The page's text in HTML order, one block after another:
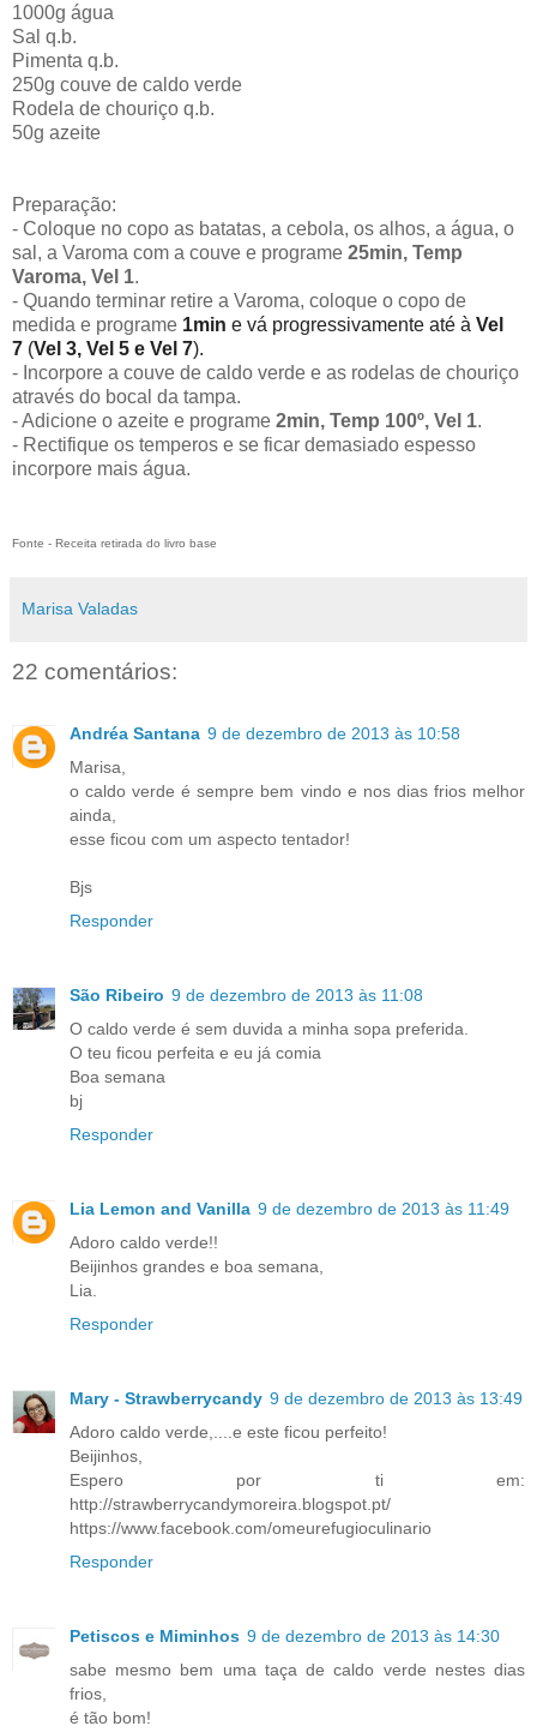
1000g água
Sal q.b.
Pimenta q.b.
250g couve de caldo verde
Rodela de chouriço q.b.
50g azeite
Preparação:
- Coloque no copo as batatas, a cebola, os alhos, a água, o
sal, a Varoma com a couve e programe 25min, Temp
Varoma, Vel 1.
- Quando terminar retire a Varoma, coloque o copo de
medida e programe 1min e vá progressivamente até à Vel
7 (Vel 3, Vel 5 e Vel 7).
- Incorpore a couve de caldo verde e as rodelas de chouriço
através do bocal da tampa.
- Adicione o azeite e programe 2min, Temp 100º, Vel 1.
- Rectifique os temperos e se ficar demasiado espesso
incorpore mais água.
Fonte - Receita retirada do livro base
Marisa Valadas
22 comentários:
Andréa Santana 9 de dezembro de 2013 às 10:58
Marisa,
o caldo verde é sempre bem vindo e nos dias frios melhor
ainda,
esse ficou com um aspecto tentador!
Bjs
Responder
São Ribeiro 9 de dezembro de 2013 às 11:08
O caldo verde é sem duvida a minha sopa preferida.
O teu ficou perfeita e eu já comia
Boa semana
bj
Responder
Lia Lemon and Vanilla 9 de dezembro de 2013 às 11:49
Adoro caldo verde!!
Beijinhos grandes e boa semana,
Lia.
Responder
Mary - Strawberrycandy 9 de dezembro de 2013 às 13:49
Adoro caldo verde,....e este ficou perfeito!
Beijinhos,
Espero por ti em:
http://strawberrycandymoreira.blogspot.pt/
https://www.facebook.com/omeurefugioculinario
Responder
Petiscos e Miminhos 9 de dezembro de 2013 às 14:30
sabe mesmo bem uma taça de caldo verde nestes dias
frios,
é tão bom!